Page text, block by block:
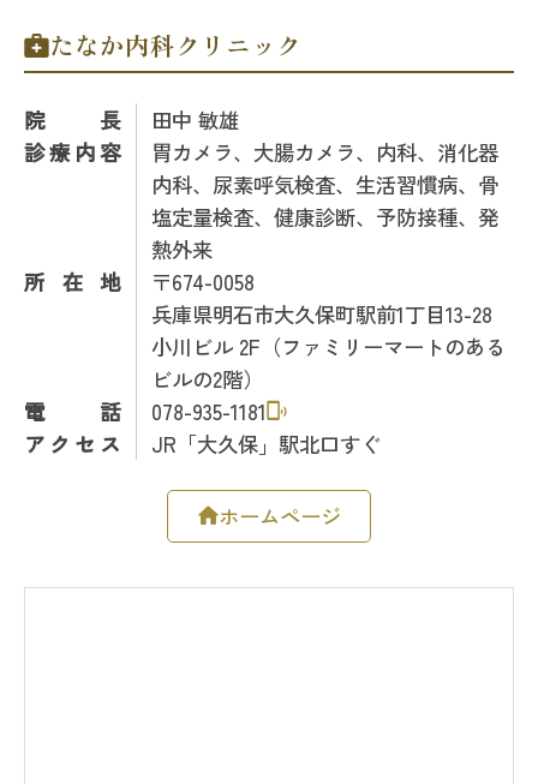
たなか内科クリニック
院長
田中 敏雄
診療内容
胃カメラ、大腸カメラ、内科、消化器
内科、尿素呼気検査、生活習慣病、骨
塩定量検査、健康診断、予防接種、発
熱外来
所在地
〒674-0058
兵庫県明石市大久保町駅前1丁目13-28
小川ビル 2F（ファミリーマートのある
ビルの2階）
電話
078-935-1181
アクセス
JR「大久保」駅北口すぐ
ホームページ